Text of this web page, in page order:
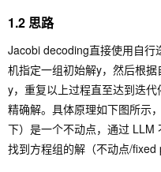
1.2 思路
Jacobi decoding直接使用自行
机指定一组初始解y，然后根
y，重复以上过程直至达到迭
精确解。具体原理如下图所示
下）是一个不动点，通过 LLM
找到方程组的解（不动点/fixed